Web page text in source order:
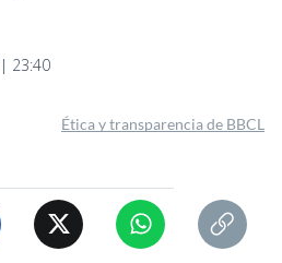
23:40
Ética y transparencia de BBCL